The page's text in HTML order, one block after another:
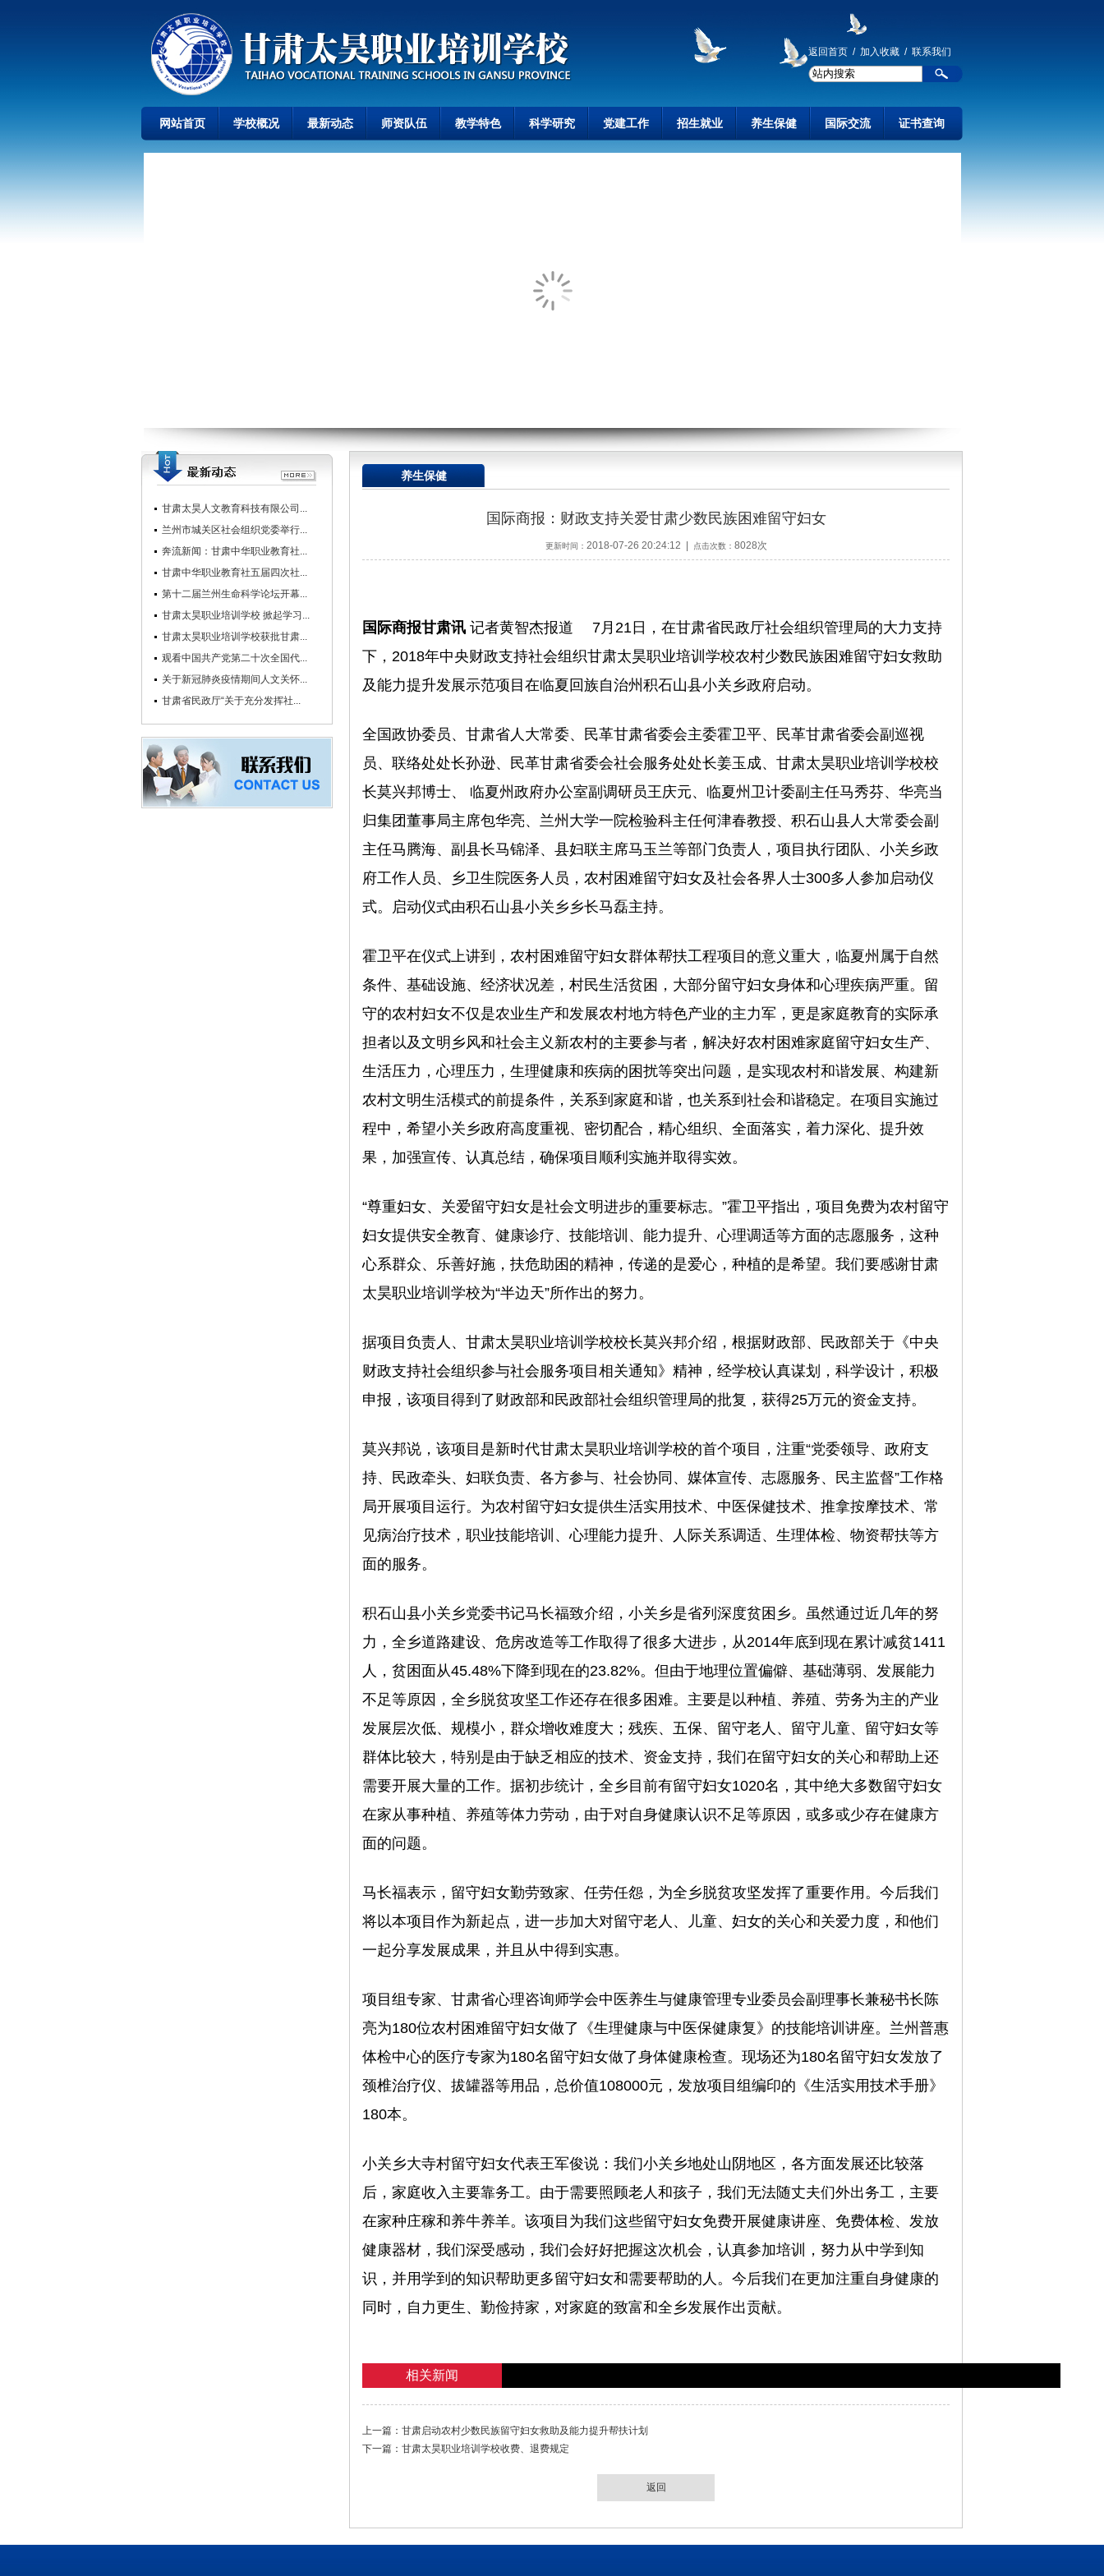
返回首页 / 加入收藏 / 联系我们
网站首页 学校概况 最新动态 师资队伍 教学特色 科学研究 党建工作 招生就业 养生保健 国际交流 证书查询
甘肃太昊人文教育科技有限公司...
兰州市城关区社会组织党委举行...
奔流新闻：甘肃中华职业教育社...
甘肃中华职业教育社五届四次社...
第十二届兰州生命科学论坛开幕...
甘肃太昊职业培训学校 掀起学习...
甘肃太昊职业培训学校获批甘肃...
观看中国共产党第二十次全国代...
关于新冠肺炎疫情期间人文关怀...
甘肃省民政厅“关于充分发挥社...
养生保健
国际商报：财政支持关爱甘肃少数民族困难留守妇女
更新时间： 2018-07-26 20:24:12 | 点击次数： 8028次
国际商报甘肃讯 记者黄智杰报道 7月21日，在甘肃省民政厅社会组织管理局的大力支持
下，2018年中央财政支持社会组织甘肃太昊职业培训学校农村少数民族困难留守妇女救助
及能力提升发展示范项目在临夏回族自治州积石山县小关乡政府启动。
全国政协委员、甘肃省人大常委、民革甘肃省委会主委霍卫平、民革甘肃省委会副巡视
员、联络处处长孙逊、民革甘肃省委会社会服务处处长姜玉成、甘肃太昊职业培训学校校
长莫兴邦博士、 临夏州政府办公室副调研员王庆元、临夏州卫计委副主任马秀芬、华亮当
归集团董事局主席包华亮、兰州大学一院检验科主任何津春教授、积石山县人大常委会副
主任马腾海、副县长马锦泽、县妇联主席马玉兰等部门负责人，项目执行团队、小关乡政
府工作人员、乡卫生院医务人员，农村困难留守妇女及社会各界人士300多人参加启动仪
式。启动仪式由积石山县小关乡乡长马磊主持。
霍卫平在仪式上讲到，农村困难留守妇女群体帮扶工程项目的意义重大，临夏州属于自然
条件、基础设施、经济状况差，村民生活贫困，大部分留守妇女身体和心理疾病严重。留
守的农村妇女不仅是农业生产和发展农村地方特色产业的主力军，更是家庭教育的实际承
担者以及文明乡风和社会主义新农村的主要参与者，解决好农村困难家庭留守妇女生产、
生活压力，心理压力，生理健康和疾病的困扰等突出问题，是实现农村和谐发展、构建新
农村文明生活模式的前提条件，关系到家庭和谐，也关系到社会和谐稳定。在项目实施过
程中，希望小关乡政府高度重视、密切配合，精心组织、全面落实，着力深化、提升效
果，加强宣传、认真总结，确保项目顺利实施并取得实效。
“尊重妇女、关爱留守妇女是社会文明进步的重要标志。”霍卫平指出，项目免费为农村留守
妇女提供安全教育、健康诊疗、技能培训、能力提升、心理调适等方面的志愿服务，这种
心系群众、乐善好施，扶危助困的精神，传递的是爱心，种植的是希望。我们要感谢甘肃
太昊职业培训学校为“半边天”所作出的努力。
据项目负责人、甘肃太昊职业培训学校校长莫兴邦介绍，根据财政部、民政部关于《中央
财政支持社会组织参与社会服务项目相关通知》精神，经学校认真谋划，科学设计，积极
申报，该项目得到了财政部和民政部社会组织管理局的批复，获得25万元的资金支持。
莫兴邦说，该项目是新时代甘肃太昊职业培训学校的首个项目，注重“党委领导、政府支
持、民政牵头、妇联负责、各方参与、社会协同、媒体宣传、志愿服务、民主监督”工作格
局开展项目运行。为农村留守妇女提供生活实用技术、中医保健技术、推拿按摩技术、常
见病治疗技术，职业技能培训、心理能力提升、人际关系调适、生理体检、物资帮扶等方
面的服务。
积石山县小关乡党委书记马长福致介绍，小关乡是省列深度贫困乡。虽然通过近几年的努
力，全乡道路建设、危房改造等工作取得了很多大进步，从2014年底到现在累计减贫1411
人，贫困面从45.48%下降到现在的23.82%。但由于地理位置偏僻、基础薄弱、发展能力
不足等原因，全乡脱贫攻坚工作还存在很多困难。主要是以种植、养殖、劳务为主的产业
发展层次低、规模小，群众增收难度大；残疾、五保、留守老人、留守儿童、留守妇女等
群体比较大，特别是由于缺乏相应的技术、资金支持，我们在留守妇女的关心和帮助上还
需要开展大量的工作。据初步统计，全乡目前有留守妇女1020名，其中绝大多数留守妇女
在家从事种植、养殖等体力劳动，由于对自身健康认识不足等原因，或多或少存在健康方
面的问题。
马长福表示，留守妇女勤劳致家、任劳任怨，为全乡脱贫攻坚发挥了重要作用。今后我们
将以本项目作为新起点，进一步加大对留守老人、儿童、妇女的关心和关爱力度，和他们
一起分享发展成果，并且从中得到实惠。
项目组专家、甘肃省心理咨询师学会中医养生与健康管理专业委员会副理事长兼秘书长陈
亮为180位农村困难留守妇女做了《生理健康与中医保健康复》的技能培训讲座。兰州普惠
体检中心的医疗专家为180名留守妇女做了身体健康检查。现场还为180名留守妇女发放了
颈椎治疗仪、拔罐器等用品，总价值108000元，发放项目组编印的《生活实用技术手册》
180本。
小关乡大寺村留守妇女代表王军俊说：我们小关乡地处山阴地区，各方面发展还比较落
后，家庭收入主要靠务工。由于需要照顾老人和孩子，我们无法随丈夫们外出务工，主要
在家种庄稼和养牛养羊。该项目为我们这些留守妇女免费开展健康讲座、免费体检、发放
健康器材，我们深受感动，我们会好好把握这次机会，认真参加培训，努力从中学到知
识，并用学到的知识帮助更多留守妇女和需要帮助的人。今后我们在更加注重自身健康的
同时，自力更生、勤俭持家，对家庭的致富和全乡发展作出贡献。
相关新闻
上一篇： 甘肃启动农村少数民族留守妇女救助及能力提升帮扶计划
下一篇： 甘肃太昊职业培训学校收费、退费规定
返回